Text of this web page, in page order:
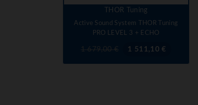
THOR Tuning
Active Sound System THOR Tuning
PRO LEVEL 3 + ECHO
Prix
1 679,00 € Prix1 511,10 €